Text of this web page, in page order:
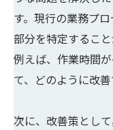
す。現行の業務プ
部分を特定するこ
例えば、作業時間
て、どのように改
次に、改善策とし